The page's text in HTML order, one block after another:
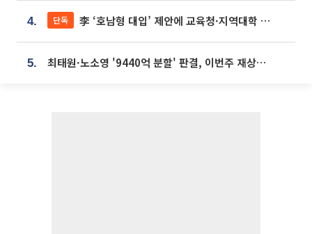
4. 단독 李 ‘호남형 대입’ 제안에 교육청·지역대학 서·논술형 입시 연계 '착수'
5. 최태원·노소영 '9440억 분할' 판결, 이번주 재상고 여부 주목